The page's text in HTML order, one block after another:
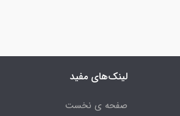
لینک‌های مفید
صفحه ی نخست